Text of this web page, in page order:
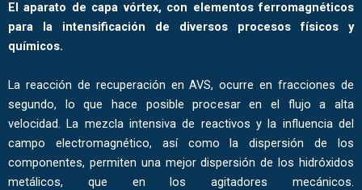
El aparato de capa vórtex, con elementos ferromagnéticos
para la intensificación de diversos procesos físicos y
químicos.
La reacción de recuperación en AVS, ocurre en fracciones de
segundo, lo que hace posible procesar en el flujo a alta
velocidad. La mezcla intensiva de reactivos y la influencia del
campo electromagnético, así como la dispersión de los
componentes, permiten una mejor dispersión de los hidróxidos
metálicos, que en los agitadores mecánicos.